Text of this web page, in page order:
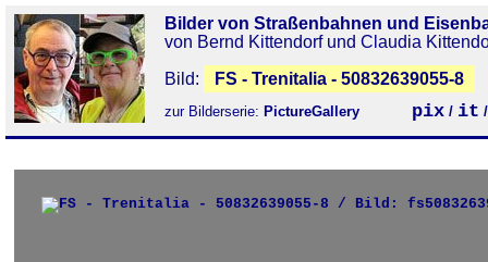
Bilder von Straßenbahnen und
von Bernd Kittendorf und Claudia
Bild:
FS - Trenitalia - 50832639055-8
zur Bilderserie: PictureGallery pix / it